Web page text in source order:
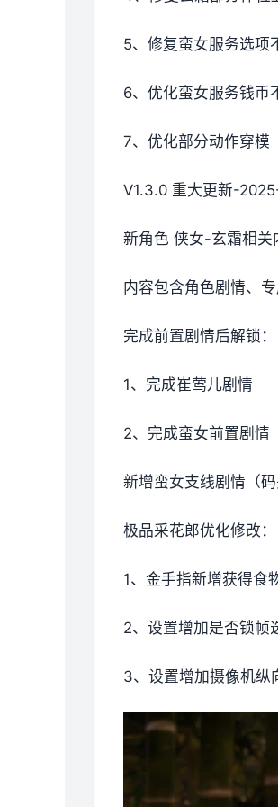
5、修复蛮女服务选项
6、优化蛮女服务钱币
7、优化部分动作穿模
V1.3.0 重大更新-
新角色 侠女-玄霜相关
内容包含角色剧情、
完成前置剧情后解锁：
1、完成崔莺儿剧情
2、完成蛮女前置剧情
新增蛮女支线剧情（码
极品采花郎优化修改：
1、金手指新增获得食
2、设置增加是否锁帧
3、设置增加摄像机纵